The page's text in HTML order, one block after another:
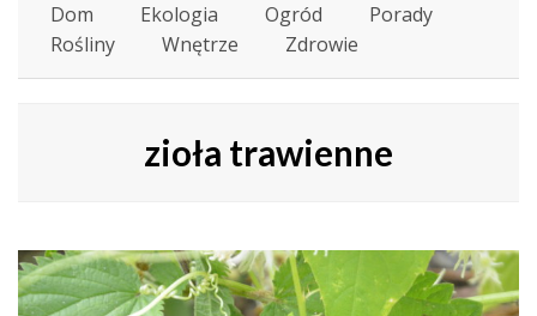
Dom Ekologia Ogród
Porady
Rośliny
Wnętrze Zdrowie
zioła trawienne